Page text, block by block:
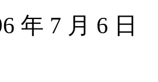
年 7 月 6 日